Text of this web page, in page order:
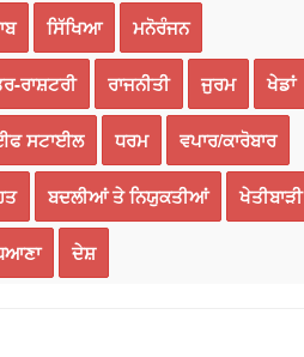
ਸਿੱਖਿਆ ਮਨੋਰੰਜਨ
ਰਾਸ਼ਟਰੀ ਰਾਜਨੀਤੀ ਜੁਰਮ ਖੇਡਾਂ
ਸਟਾਈਲ ਧਰਮ ਵਪਾਰ/ਕਾਰੋਬਾਰ
ਬਦਲੀਆਂ ਤੇ ਨਿਯੁਕਤੀਆਂ ਖੇਤੀਬਾੜੀ
ਦੇਸ਼